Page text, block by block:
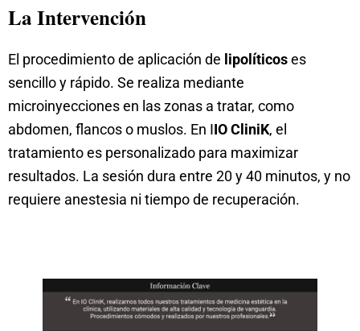
La Intervención
El procedimiento de aplicación de lipolíticoses
sencillo y rápido. Se realiza mediante
microinyecciones en las zonas a tratar, como
abdomen, flancos o muslos. En IIO CliniK, el
tratamiento es personalizado para maximizar
resultados. La sesión dura entre 20 y 40 minutos, y no
requiere anestesia ni tiempo de recuperación.